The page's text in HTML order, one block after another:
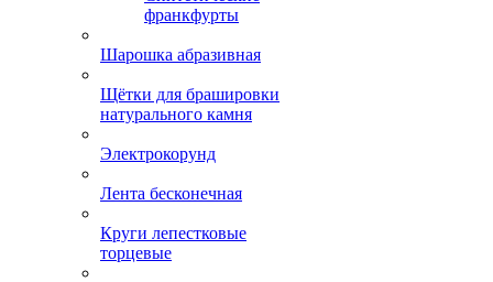
франкфурты
Шарошка абразивная
Щётки для брашировки
натурального камня
Электрокорунд
Лента бесконечная
Круги лепестковые
торцевые